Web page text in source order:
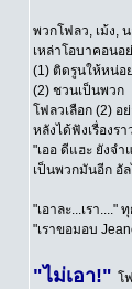
พวกโฟลว, เม้ง,
เหล่าโอบาคอนอ
(1) ติดรูนให้หน่อ
(2) ชวนเป็นพวก
โฟลวเลือก (2) อ
หลังได้ฟังเรื่องร
"เออ ดีแฮะ ยังจ
เป็นพวกมันอีก อั
"เอาละ...เรา...."
"เราขอมอบ
"ไม่เอา!" โ